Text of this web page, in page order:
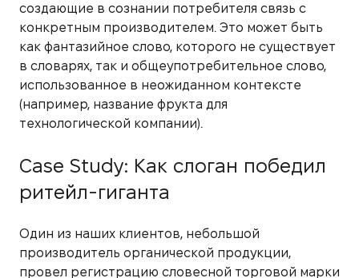
создающие в сознании потребителя связь с
конкретным производителем. Это может быть
как фантазийное слово, которого не существует
в словарях, так и общеупотребительное слово,
использованное в неожиданном контексте
(например, название фрукта для
технологической компании).
Case Study: Как слоган победил
ритейл-гиганта
Один из наших клиентов, небольшой
производитель органической продукции,
провел регистрацию словесной торговой марки